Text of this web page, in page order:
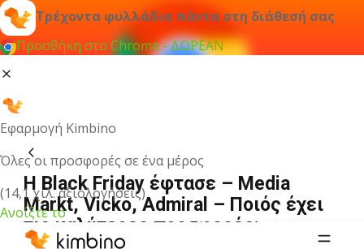
Τρέχοντα φυλλάδια πάντα στη διάθεσή σας
Προσθήκη στο Chrome - ΔΩΡΕΑΝ
Εφαρμογή Kimbino
Όλες οι προσφορές σε ένα μέρος
(14,1 χιλ. αξιολογήσεις)
Ανοίξτε το
Η Black Friday έφτασε – Media
Markt, Vicko, Admiral – Ποιός έχει
τις καλύτερες προσφορές;